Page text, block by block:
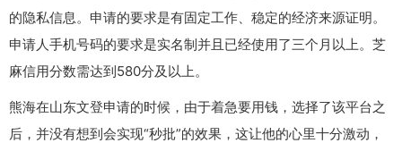
的隐私信息。申请的要求是有固定工作、稳定的经济来源证明。
申请人手机号码的要求是实名制并且已经使用了三个月以上。芝
麻信用分数需达到580分及以上。
熊海在山东文登申请的时候，由于着急要用钱，选择了该平台之
后，并没有想到会实现“秒批”的效果，这让他的心里十分激动，